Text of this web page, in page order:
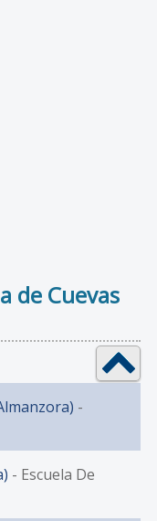
de Cuevas
-
- Escuela De